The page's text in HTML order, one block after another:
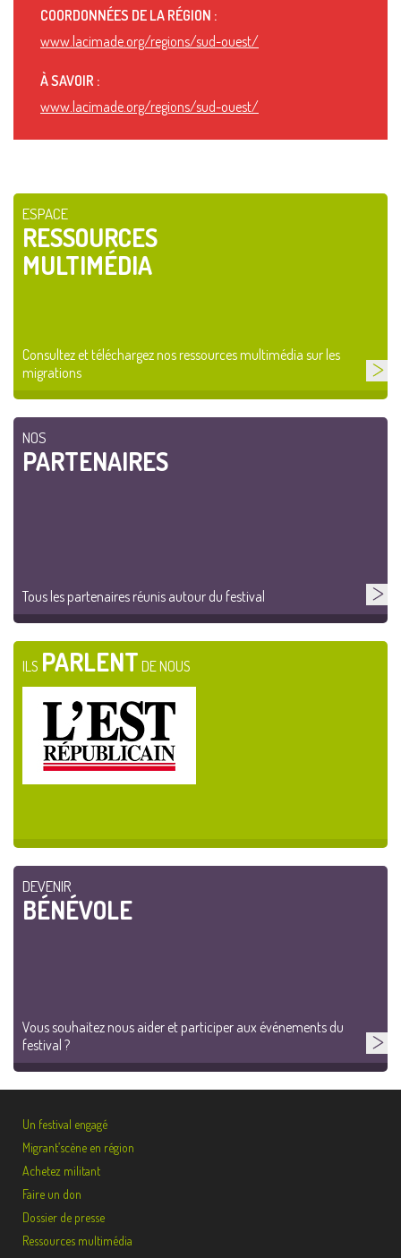
COORDONNÉES DE LA RÉGION :
www.lacimade.org/regions/sud-ouest/
À SAVOIR :
www.lacimade.org/regions/sud-ouest/
ESPACE
RESSOURCES
MULTIMÉDIA
Consultez et téléchargez nos ressources multimédia sur les
migrations
NOS
PARTENAIRES
Tous les partenaires réunis autour du festival
ILS PARLENT DE NOUS
DEVENIR
BÉNÉVOLE
Vous souhaitez nous aider et participer aux événements du
festival ?
Un festival engagé
Migrant’scène en région
Achetez militant
Faire un don
Dossier de presse
Ressources multimédia